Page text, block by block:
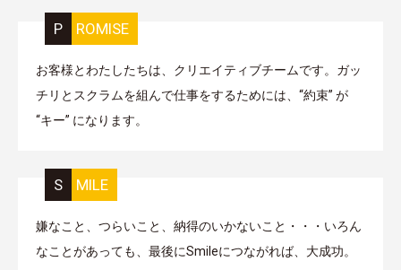
PROMISE
お客様とわたしたちは、クリエイティブチームです。ガッ
チリとスクラムを組んで仕事をするためには、“約束” が
“キー” になります。
SMILE
嫌なこと、つらいこと、納得のいかないこと・・・いろん
なことがあっても、最後にSmileにつながれば、大成功。